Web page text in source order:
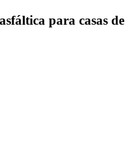
para casas de